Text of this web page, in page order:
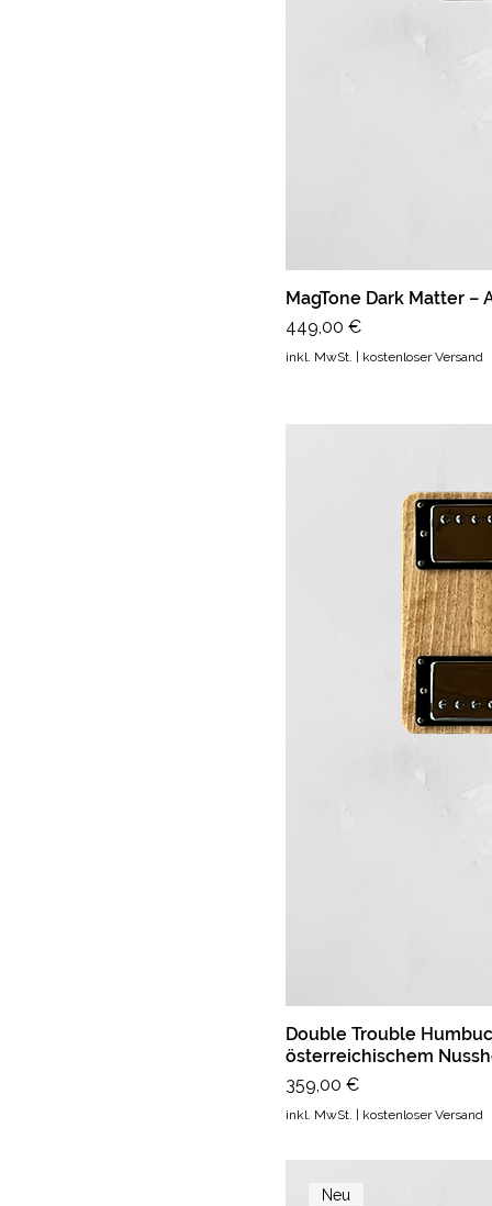
MagTone Dark Matter
Preis
449,00 €
inkl. MwSt. kostenloser Versand
Double Trouble
österreichischem
Preis
359,00 €
inkl. MwSt. | kostenloser Versand
Neu